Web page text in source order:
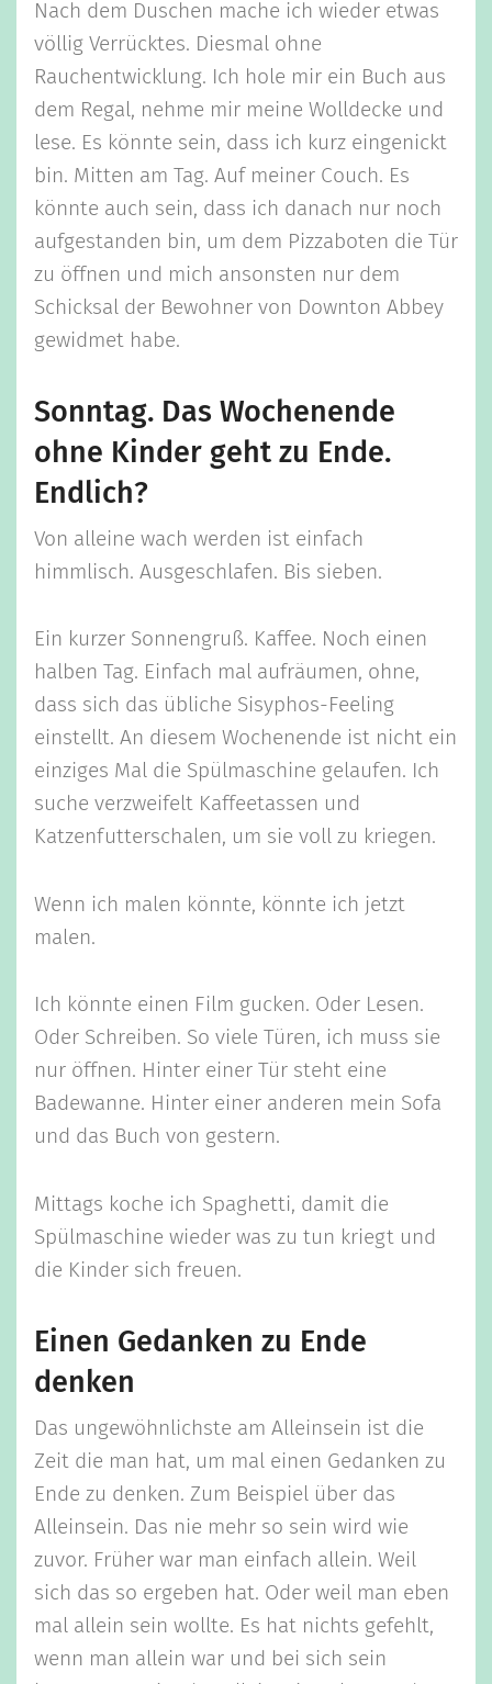
Nach dem Duschen mache ich wieder etwas
völlig Verrücktes. Diesmal ohne
Rauchentwicklung. Ich hole mir ein Buch aus
dem Regal, nehme mir meine Wolldecke und
lese. Es könnte sein, dass ich kurz eingenickt
bin. Mitten am Tag. Auf meiner Couch. Es
könnte auch sein, dass ich danach nur noch
aufgestanden bin, um dem Pizzaboten die Tür
zu öffnen und mich ansonsten nur dem
Schicksal der Bewohner von Downton Abbey
gewidmet habe.
Sonntag. Das Wochenende
ohne Kinder geht zu Ende.
Endlich?
Von alleine wach werden ist einfach
himmlisch. Ausgeschlafen. Bis sieben.
Ein kurzer Sonnengruß. Kaffee. Noch einen
halben Tag. Einfach mal aufräumen, ohne,
dass sich das übliche Sisyphos-Feeling
einstellt. An diesem Wochenende ist nicht ein
einziges Mal die Spülmaschine gelaufen. Ich
suche verzweifelt Kaffeetassen und
Katzenfutterschalen, um sie voll zu kriegen.
Wenn ich malen könnte, könnte ich jetzt
malen.
Ich könnte einen Film gucken. Oder Lesen.
Oder Schreiben. So viele Türen, ich muss sie
nur öffnen. Hinter einer Tür steht eine
Badewanne. Hinter einer anderen mein Sofa
und das Buch von gestern.
Mittags koche ich Spaghetti, damit die
Spülmaschine wieder was zu tun kriegt und
die Kinder sich freuen.
Einen Gedanken zu Ende
denken
Das ungewöhnlichste am Alleinsein ist die
Zeit die man hat, um mal einen Gedanken zu
Ende zu denken. Zum Beispiel über das
Alleinsein. Das nie mehr so sein wird wie
zuvor. Früher war man einfach allein. Weil
sich das so ergeben hat. Oder weil man eben
mal allein sein wollte. Es hat nichts gefehlt,
wenn man allein war und bei sich sein